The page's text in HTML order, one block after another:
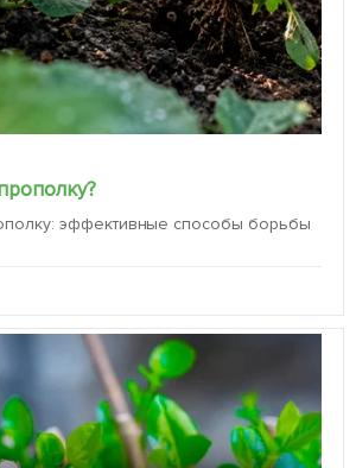
эффективные способы борьбы